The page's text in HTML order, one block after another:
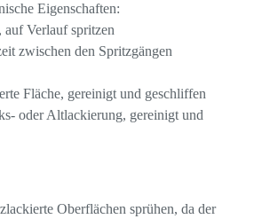
Eigenschaften:
auf Verlauf spritzen
zwischen den Spritzgängen
Fläche, gereinigt und geschliffen
oder Altlackierung, gereinigt und
Oberflächen sprühen, da der